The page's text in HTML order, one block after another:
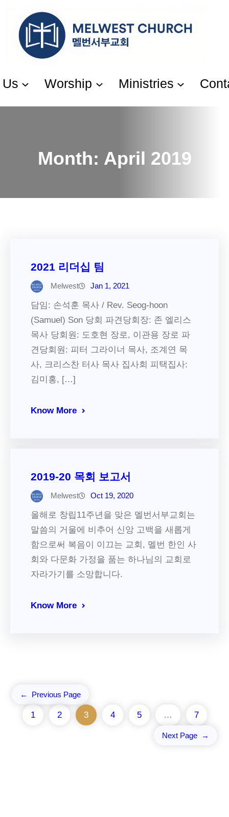
content
Worship Ministries
Month: April 2019
2021 리더십 팀
Melwest Jan 1, 2021
담임: 손석훈 목사 / Rev. Seog-hoon
(Samuel) Son 당회 파견당회장: 존 엘리스
목사 당회원: 도호현 장로, 이관용 장로 파
견당회원: 피터 그라이너 목사, 조계연 목
사, 크리스찬 터사 목사 집사회 피택집사:
김미홍, […]
Know More
2019-20 목회 보고서
Melwest Oct 19, 2020
올해로 창립11주년을 맞은 멜번서부교회는
말씀의 거울에 비추어 신앙 고백을 새롭게
함으로써 복음이 이끄는 교회, 멜번 한인 사
회와 다문화 가정을 품는 하나님의 교회로
자라가기를 소망합니다.
Know More
← Previous Page
1 2 3 4 5 … 7
Next Page →